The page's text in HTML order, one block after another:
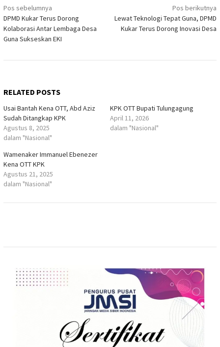
Navigasi
pos
Pos sebelumnya
DPMD Kukar Terus Dorong
Kolaborasi Antar Lembaga Desa
Guna Sukseskan EKI
Pos berikutnya
Lewat Teknologi Tepat Guna, DPMD
Kukar Terus Dorong Inovasi Desa
RELATED POSTS
Usai Bantah Kena OTT, Abd Aziz
Sudah Ditangkap KPK
Agustus 8, 2025
dalam "Nasional"
KPK OTT Bupati Tulungagung
April 11, 2026
dalam "Nasional"
Wamenaker Immanuel Ebenezer
Kena OTT KPK
Agustus 21, 2025
dalam "Nasional"